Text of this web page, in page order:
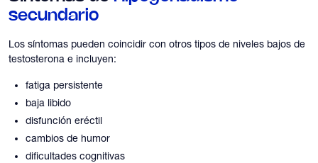
secundario
Los síntomas pueden coincidir con otros tipos de niveles bajos de
testosterona e incluyen:
fatiga persistente
baja libido
disfunción eréctil
cambios de humor
dificultades cognitivas